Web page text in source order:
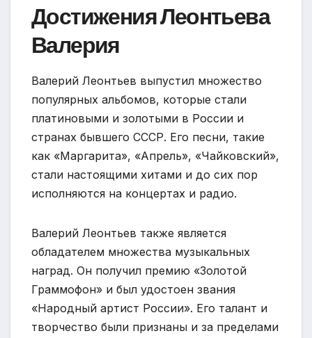
Достижения Леонтьева
Валерия
Валерий Леонтьев выпустил множество
популярных альбомов, которые стали
платиновыми и золотыми в России и
странах бывшего СССР. Его песни, такие
как «Маргарита», «Апрель», «Чайковский»,
стали настоящими хитами и до сих пор
исполняются на концертах и радио.
Валерий Леонтьев также является
обладателем множества музыкальных
наград. Он получил премию «Золотой
Граммофон» и был удостоен звания
«Народный артист России». Его талант и
творчество были признаны и за пределами